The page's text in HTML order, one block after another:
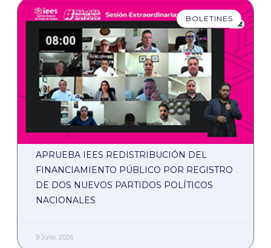
BOLETINES
APRUEBA IEES REDISTRIBUCIÓN DEL
FINANCIAMIENTO PÚBLICO POR REGISTRO
DE DOS NUEVOS PARTIDOS POLÍTICOS
NACIONALES
9 Julio, 2026